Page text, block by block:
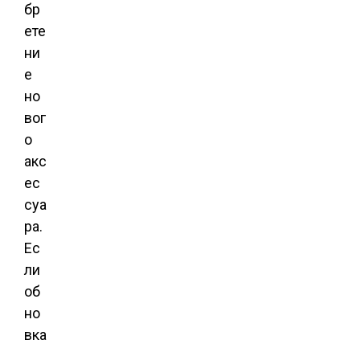
бр
ете
ни
е
но
вог
о
акс
ес
суа
ра.
Ес
ли
об
но
вка